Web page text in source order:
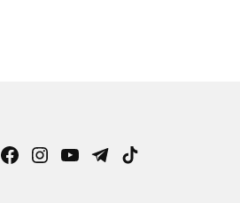
FacebookInstagram
YouTubeTelegram
TikTok